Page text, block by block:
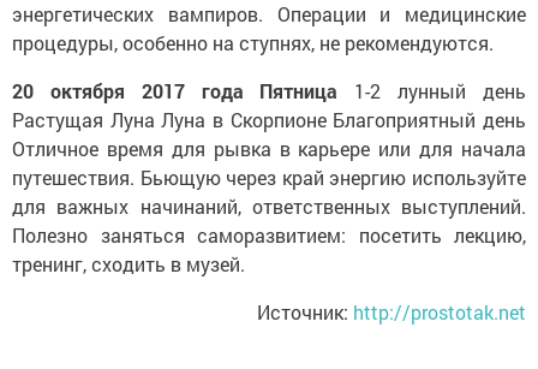
энергетических вампиров. Операции и медицинские
процедуры, особенно на ступнях, не рекомендуются.
20 октября 2017 года
Пятница
1-2 лунный день
Растущая Луна Луна в СкорпионеБлагоприятный день
Отличное время для рывка в карьере или для начала
путешествия. Бьющую через край энергию используйте
для важных начинаний, ответственных выступлений.
Полезно заняться саморазвитием: посетить лекцию,
тренинг, сходить в музей.
Источник: http://prostotak.net